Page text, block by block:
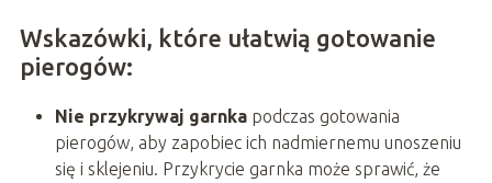
Wskazówki, które ułatwią gotowanie
pierogów:
Nie przykrywaj garnkapodczas gotowania
pierogów, aby zapobiec ich nadmiernemu unoszeniu
się i sklejeniu. Przykrycie garnka może sprawić, że